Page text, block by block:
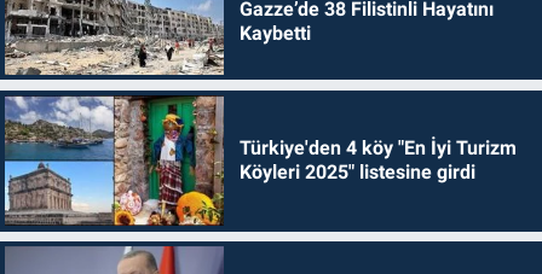
Gazze’de 38 Filistinli Hayatını
Kaybetti
Türkiye'den 4 köy "En İyi Turizm
Köyleri 2025" listesine girdi